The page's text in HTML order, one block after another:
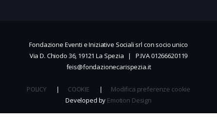
Fondazione Eventi e Iniziative Sociali srl con socio unico
Via D. Chiodo 36, 19121 La Spezia | P.IVA 01266620119
feis@fondazionecarispezia.it
POLICY | COOKIE | Modifica preferenze cookie
Developed by Emotion Design